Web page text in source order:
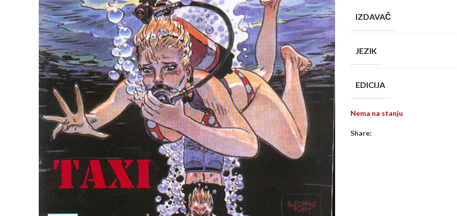
IZDAVAČ
JEZIK
EDICIJA
Nema na stanju
Share: